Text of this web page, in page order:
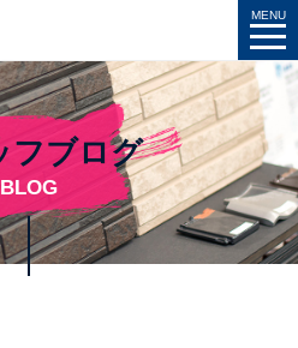
フブログ
BLOG